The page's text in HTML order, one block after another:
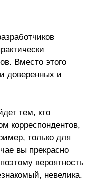
Вместо этого
доверенных и
тем, кто
корреспондентов,
только для
вы прекрасно
вероятность
невелика.